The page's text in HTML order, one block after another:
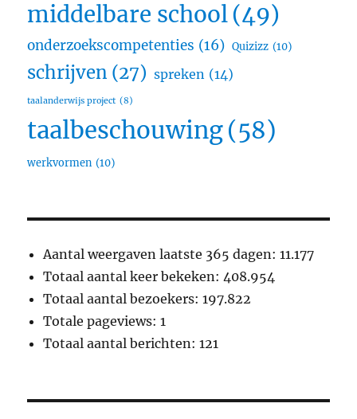
middelbare school(49)
onderzoekscompetenties (16) Quizizz (10)
schrijven (27) spreken (14)
taalanderwijs project (8)
taalbeschouwing(58)
werkvormen (10)
Aantal weergaven laatste 365 dagen:11.177
Totaal aantal keer bekeken:408.954
Totaal aantal bezoekers:197.822
Totale pageviews:1
Totaal aantal berichten:121